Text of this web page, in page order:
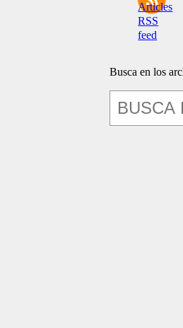
Articles
RSS
feed
Busca en los